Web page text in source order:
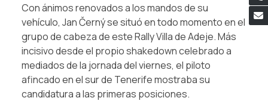
Con ánimos renovados a los mandos de su
vehículo, Jan Černý se situó en todo momento en el
grupo de cabeza de este Rally Villa de Adeje. Más
incisivo desde el propio shakedown celebrado a
mediados de la jornada del viernes, el piloto
afincado en el sur de Tenerife mostraba su
candidatura a las primeras posiciones.